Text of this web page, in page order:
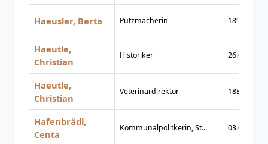
Haeusler, Berta Putzmacherin 1892
Haeutle,
Christian
Historiker 26.05.1826
Haeutle,
Christian
Veterinärdirektor 1887
Hafenbrädl,
Centa
Kommunalpolitkerin, St... 03.05.1894